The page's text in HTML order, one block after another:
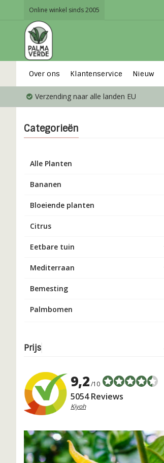
Online winkel sinds 2005
Over ons Klantenservice Nieuw
Verzending naar alle landen EU
Categorieën
Alle Planten
Bananen
Bloeiende planten
Citrus
Eetbare tuin
Mediterraan
Bemesting
Palmbomen
Prijs
9,2/10
5054 Reviews
Kiyoh